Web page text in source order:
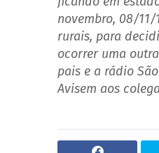
novembro, 08/
rurais, para
ocorrer uma
pais e a rádio
Avisem aos